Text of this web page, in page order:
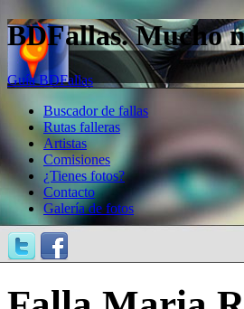
BDFallas. Mucho
Guía BDFallas
Buscador de fallas
Rutas falleras
Artistas
Comisiones
¿Tienes fotos?
Contacto
Galería de fotos